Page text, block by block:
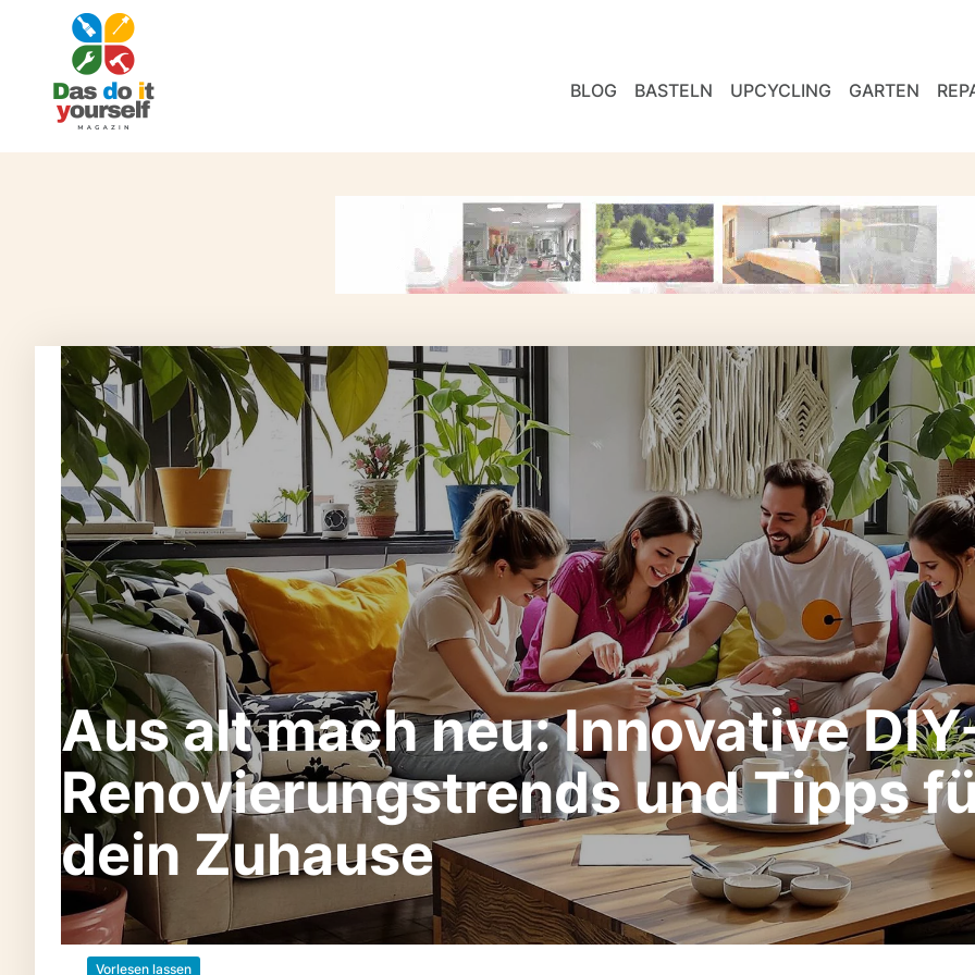
BLOG BASTELN UPCYCLING GARTEN
Aus alt mach neu: Innovative
Renovierungstrends und Tipps
dein Zuhause